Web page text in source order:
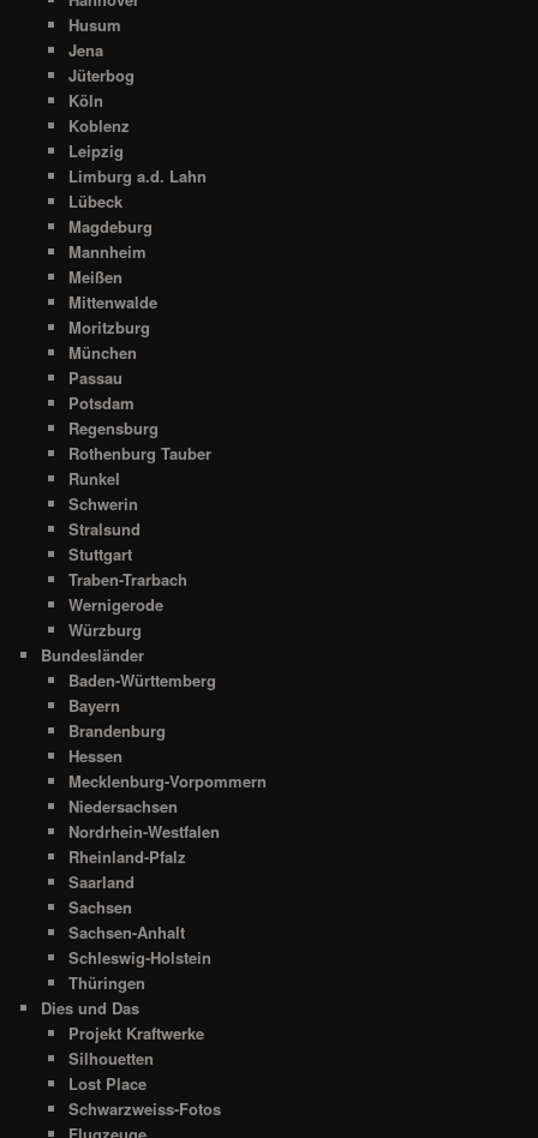
Husum
Jena
Jüterbog
Köln
Koblenz
Leipzig
Limburg a.d. Lahn
Lübeck
Magdeburg
Mannheim
Meißen
Mittenwalde
Moritzburg
München
Passau
Potsdam
Regensburg
Rothenburg Tauber
Runkel
Schwerin
Stralsund
Stuttgart
Traben-Trarbach
Wernigerode
Würzburg
Bundesländer
Baden-Württemberg
Bayern
Brandenburg
Hessen
Mecklenburg-Vorpommern
Niedersachsen
Nordrhein-Westfalen
Rheinland-Pfalz
Saarland
Sachsen
Sachsen-Anhalt
Schleswig-Holstein
Thüringen
Dies und Das
Projekt Kraftwerke
Silhouetten
Lost Place
Schwarzweiss-Fotos